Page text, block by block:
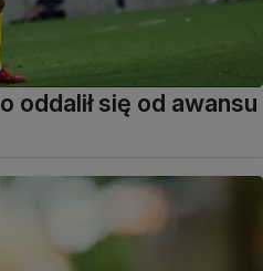
oddalił się od awansu